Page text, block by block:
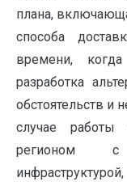
плана,
способа
времени,
разработка
обстоятельств и
случае
регионом с